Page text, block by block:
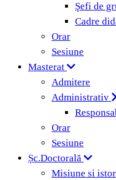
Şefi de
Cadre
Orar
Sesiune
Masterat
Admitere
Administrativ
Orar
Sesiune
Șc.Doctorală
Misiune si